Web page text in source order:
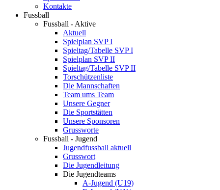
Kontakte
Fussball
Fussball - Aktive
Aktuell
Spielplan SVP I
Spieltag/Tabelle SVP I
Spielplan SVP II
Spieltag/Tabelle SVP II
Torschützenliste
Die Mannschaften
Team ums Team
Unsere Gegner
Die Sportstätten
Unsere Sponsoren
Grussworte
Fussball - Jugend
Jugendfussball aktuell
Grusswort
Die Jugendleitung
Die Jugendteams
A-Jugend (U19)